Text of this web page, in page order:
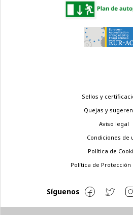
Sellos y
Quejas y
Aviso legal
Condiciones de
Política de
Política de Protección
Síguenos